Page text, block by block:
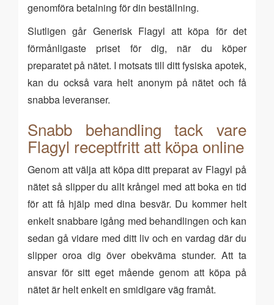
genomföra betalning för din beställning.
Slutligen går Generisk Flagyl att köpa för det
förmånligaste priset för dig, när du köper
preparatet på nätet. I motsats till ditt fysiska apotek,
kan du också vara helt anonym på nätet och få
snabba leveranser.
Snabb behandling tack vare
Flagyl receptfritt att köpa online
Genom att välja att köpa ditt preparat av Flagyl på
nätet så slipper du allt krångel med att boka en tid
för att få hjälp med dina besvär. Du kommer helt
enkelt snabbare igång med behandlingen och kan
sedan gå vidare med ditt liv och en vardag där du
slipper oroa dig över obekväma stunder. Att ta
ansvar för sitt eget mående genom att köpa på
nätet är helt enkelt en smidigare väg framåt.